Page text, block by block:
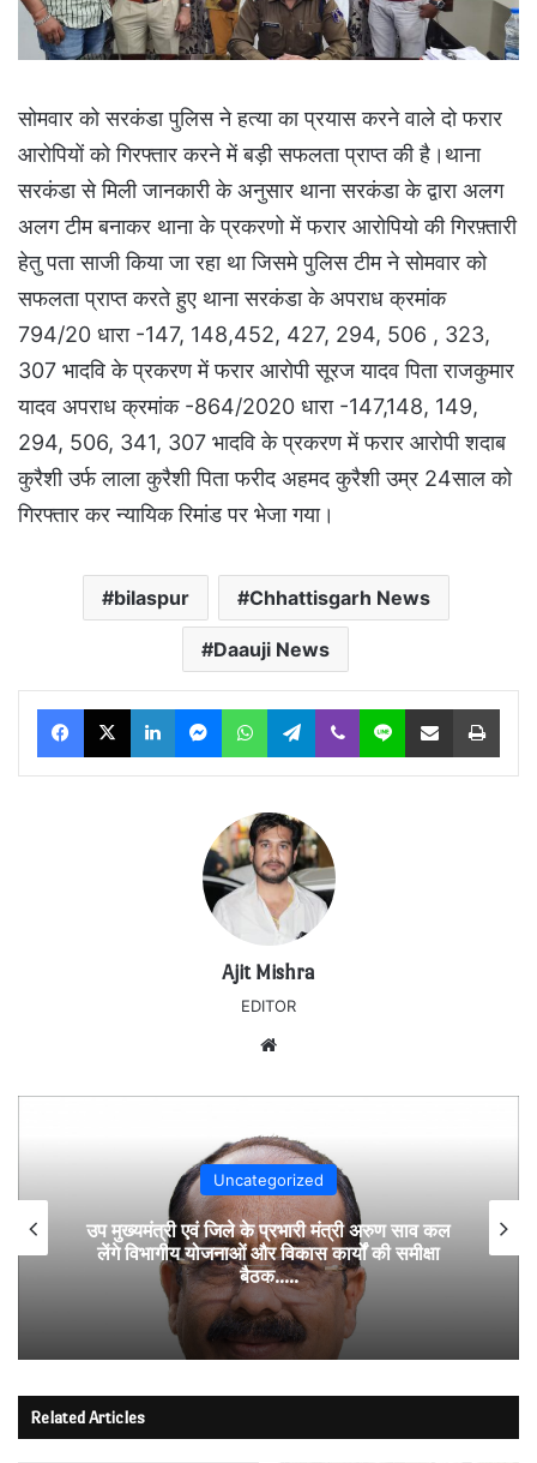
सोमवार को सरकंडा पुलिस ने हत्या का प्रयास करने वाले दो फरार
आरोपियों को गिरफ्तार करने में बड़ी सफलता प्राप्त की है।थाना
सरकंडा से मिली जानकारी के अनुसार थाना सरकंडा के द्वारा अलग
अलग टीम बनाकर थाना के प्रकरणो में फरार आरोपियो की गिरफ़्तारी
हेतु पता साजी किया जा रहा था जिसमे पुलिस टीम ने सोमवार को
सफलता प्राप्त करते हुए थाना सरकंडा के अपराध क्रमांक
794/20 धारा -147, 148,452, 427, 294, 506 , 323,
307 भादवि के प्रकरण में फरार आरोपी सूरज यादव पिता राजकुमार
यादव अपराध क्रमांक -864/2020 धारा -147,148, 149,
294, 506, 341, 307 भादवि के प्रकरण में फरार आरोपी शदाब
कुरैशी उर्फ लाला कुरैशी पिता फरीद अहमद कुरैशी उम्र 24साल को
गिरफ्तार कर न्यायिक रिमांड पर भेजा गया।
bilaspur Chhattisgarh News
Daauji News
Facebook
X LinkedInMessengerWhatsAppTelegram
Viber Line Share via Email Print
Ajit Mishra
EDITOR
Uncategorized
उप मुख्यमंत्री एवं जिले के प्रभारी मंत्री अरुण साव कल
लेंगे विभागीय योजनाओं और विकास कार्यों की समीक्षा
बैठक…..
Related Articles